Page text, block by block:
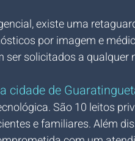
existe uma
por imagem e
ser solicitados a qualquer
cidade de
São 10 leitos
e familiares. Além